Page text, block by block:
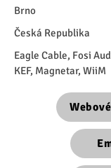
Brno
Česká Republika
Eagle Cable, Fosi
KEF, Magnetar, WiiM